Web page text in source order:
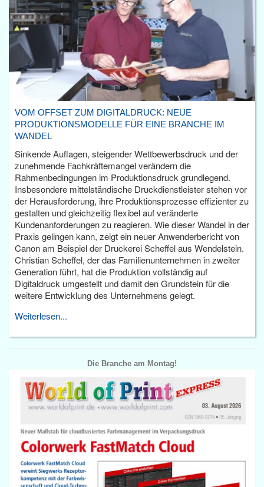
VOM OFFSET ZUM DIGITALDRUCK: NEUE
PRODUKTIONSMODELLE FÜR EINE BRANCHE IM
WANDEL
Sinkende Auflagen, steigender Wettbewerbsdruck und der
zunehmende Fachkräftemangel verändern die
Rahmenbedingungen im Produktionsdruck grundlegend.
Insbesondere mittelständische Druckdienstleister stehen vor
der Herausforderung, ihre Produktionsprozesse effizienter zu
gestalten und gleichzeitig flexibel auf veränderte
Kundenanforderungen zu reagieren. Wie dieser Wandel in der
Praxis gelingen kann, zeigt ein neuer Anwenderbericht von
Canon am Beispiel der Druckerei Scheffel aus Wendelstein.
Christian Scheffel, der das Familienunternehmen in zweiter
Generation führt, hat die Produktion vollständig auf
Digitaldruck umgestellt und damit den Grundstein für die
weitere Entwicklung des Unternehmens gelegt.
Weiterlesen...
Die Branche am Montag!